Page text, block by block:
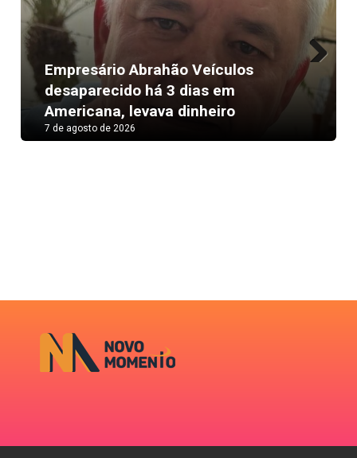
Empresário Abrahão Veículos
desaparecido há 3 dias em
Americana, levava dinheiro
7 de agosto de 2026
Next